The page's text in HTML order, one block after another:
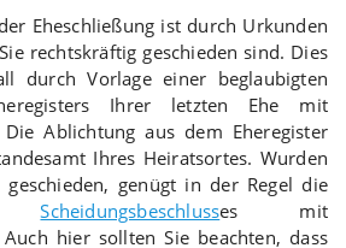
Eheschließung ist durch Urkunden
rechtskräftig geschieden sind. Dies
durch Vorlage einer beglaubigten
Ihrer letzten Ehe mit
Ablichtung aus dem Eheregister
Ihres Heiratsortes. Wurden
genügt in der Regel die
Scheidungsbeschlusses mit
hier sollten Sie beachten, dass